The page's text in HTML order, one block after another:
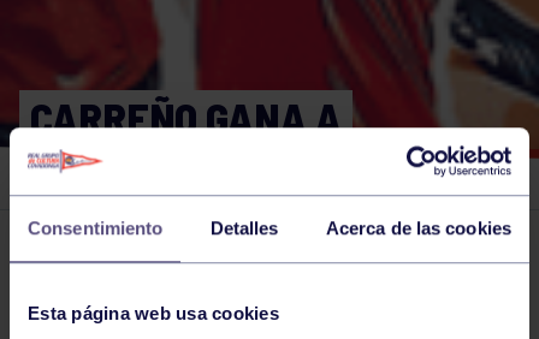
Consentimiento Detalles Acerca de las cookies
Esta página web usa cookies
CARREÑO GANA A
QUERREY
El grupo en prensa 19 OCT 2019
Comparte